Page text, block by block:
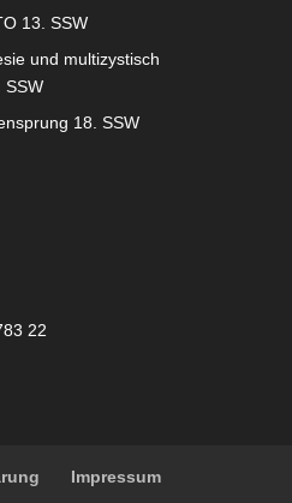
13. SSW
und multizystisch
SSW
18. SSW
22
Impressum